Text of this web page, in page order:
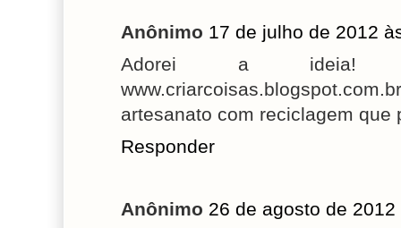
Anônimo 17 de julho de 2012
Adorei a ideia!
artesanato com reciclagem que
Responder
Anônimo 26 de agosto de